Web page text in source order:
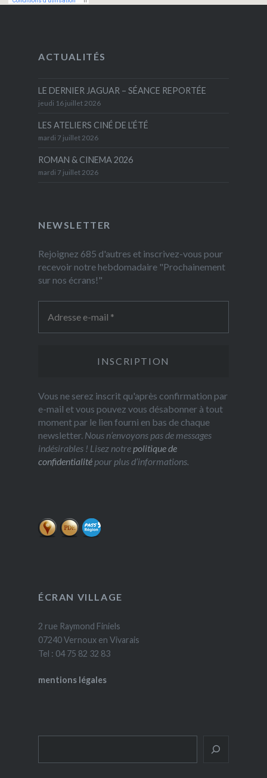
ACTUALITÉS
LE DERNIER JAGUAR – SÉANCE REPORTÉE
jeudi 16 juillet 2026
LES ATELIERS CINÉ DE L’ÉTÉ
mardi 7 juillet 2026
ROMAN & CINEMA 2026
mardi 7 juillet 2026
NEWSLETTER
Rejoignez 685 d'autres et inscrivez-vous pour
recevoir notre hebdomadaire "Prochainement
sur nos écrans!"
Vous ne serez inscrit qu'après confirmation par
e-mail et vous pouvez vous désabonner à tout
moment par le lien fourni en bas de chaque
newsletter. Nous n’envoyons pas de messages
indésirables ! Lisez notrepolitique de
confidentialitépour plus d’informations.
ÉCRAN VILLAGE
2 rue Raymond Finiels
07240 Vernoux en Vivarais
Tel : 04 75 82 32 83
mentions légales